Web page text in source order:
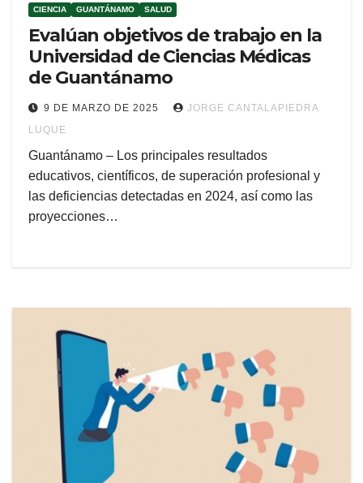
CIENCIA GUANTÁNAMO SALUD
Evalúan objetivos de trabajo en la
Universidad de Ciencias Médicas
de Guantánamo
9 DE MARZO DE 2025
JORGE CANTALAPIEDRA
LUQUE
Guantánamo – Los principales resultados
educativos, científicos, de superación profesional y
las deficiencias detectadas en 2024, así como las
proyecciones…